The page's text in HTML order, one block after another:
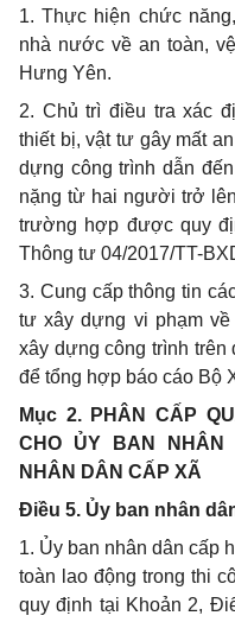
1. Thực hiện chức
nhà nước về an toàn,
Hưng Yên.
2. Chủ trì điều tra xác
thiết bị, vật tư gây mất
dựng công trình dẫn
nặng từ hai người trở
trường hợp được quy
Thông tư 04/2017/TT-
3. Cung cấp thông tin
tư xây dựng vi phạm
xây dựng công trình
để tổng hợp báo cáo Bộ
Mục 2. PHÂN CẤP
CHO ỦY BAN NHÂN
NHÂN DÂN CẤP XÃ
Điều 5. Ủy ban nhân
1. Ủy ban nhân dân cấp
toàn lao động trong thi
quy định tại Khoản 2,